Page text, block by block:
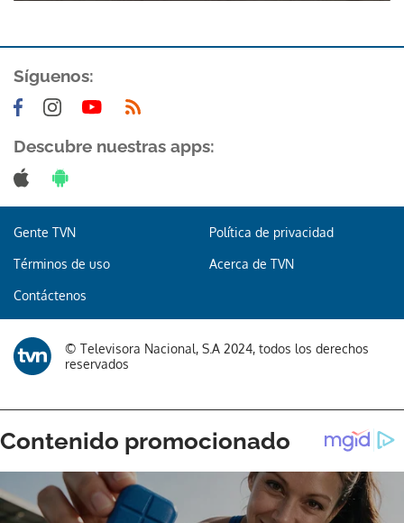
Gracias por suscribirte a nuestro boletín.
ACEPTAR
Síguenos:
Descubre nuestras apps:
Gente TVN Política de privacidad
Términos de uso Acerca de TVN
Contáctenos
© Televisora Nacional, S.A 2024, todos los derechos
reservados